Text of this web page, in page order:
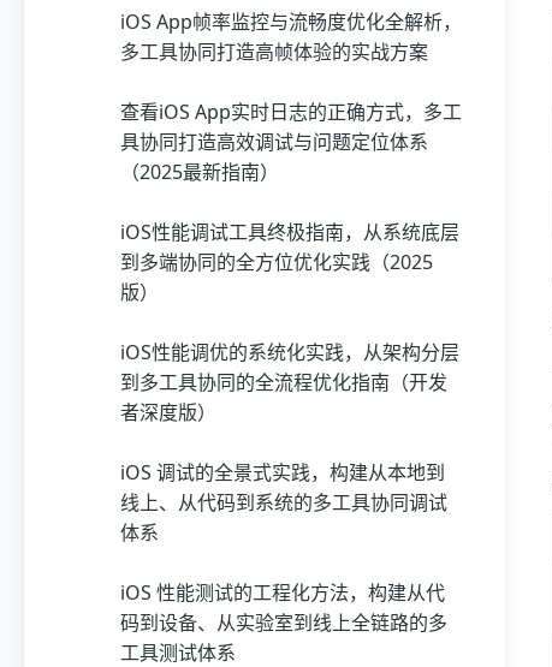
iOS App帧率监控与流畅度优化全解析，
多工具协同打造高帧体验的实战方案
查看iOS App实时日志的正确方式，多工
具协同打造高效调试与问题定位体系
（2025最新指南）
iOS性能调试工具终极指南，从系统底层
到多端协同的全方位优化实践（2025
版）
iOS性能调优的系统化实践，从架构分层
到多工具协同的全流程优化指南（开发
者深度版）
iOS 调试的全景式实践，构建从本地到
线上、从代码到系统的多工具协同调试
体系
iOS 性能测试的工程化方法，构建从代
码到设备、从实验室到线上全链路的多
工具测试体系